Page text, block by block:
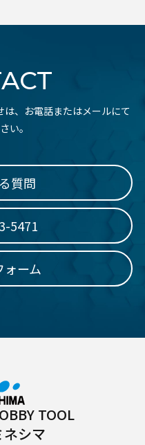
、お電話またはメールにて
い。
質問
5471
ォーム
TOOL
シマ